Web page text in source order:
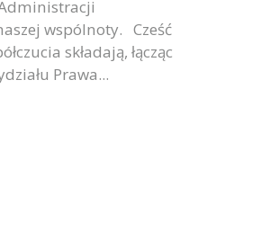
wspólnoty. Cześć
składają, łącząc
Prawa...